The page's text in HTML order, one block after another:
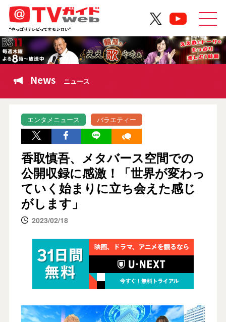
News ニュース
エンタメニュース バラエティー
香取慎吾、メタバース空間での
公開収録に感激！「世界が変わっ
ていく始まりに立ち会えた感じ
がします」
2023/02/18